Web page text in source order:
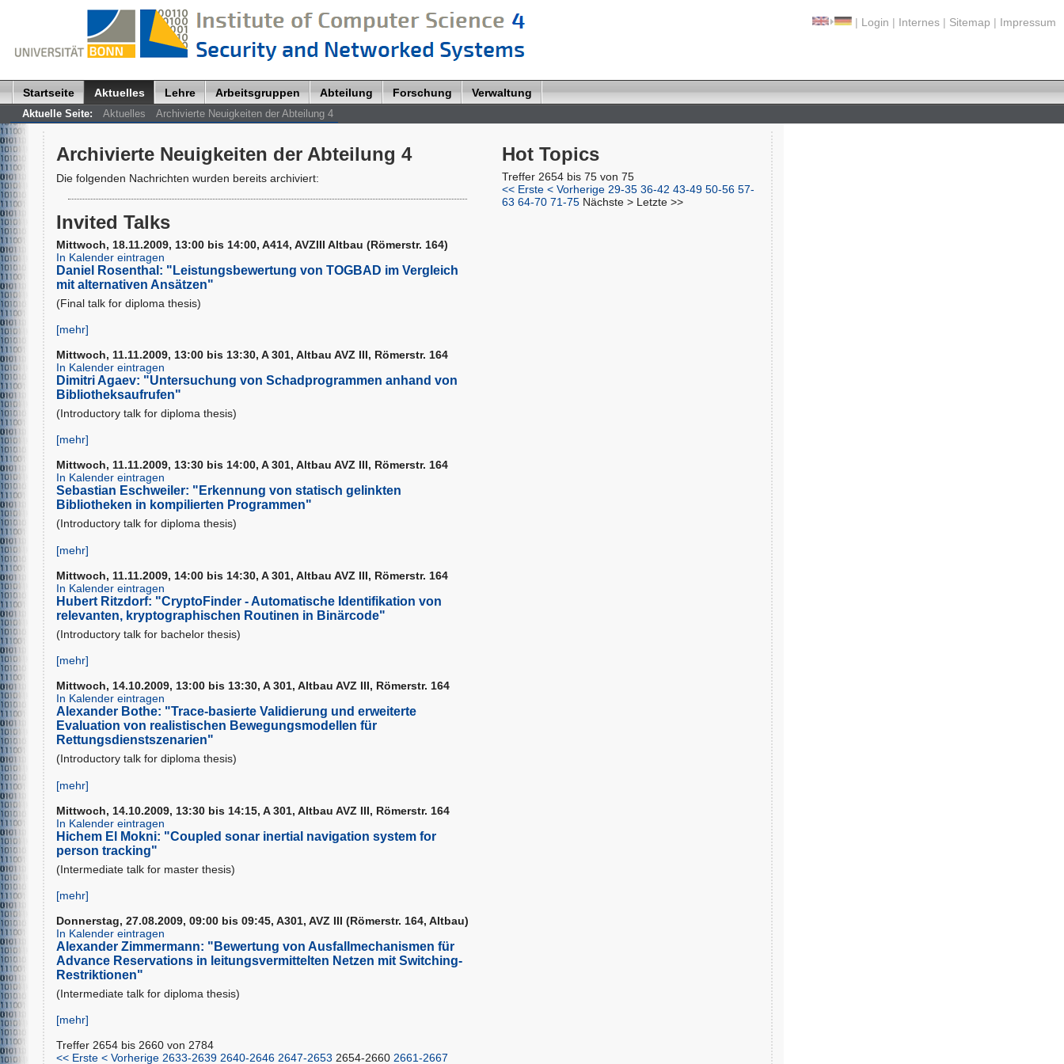
| Login | Internes | Sitemap | Impressum
Startseite Aktuelles Lehre Arbeitsgruppen Abteilung Forschung Verwaltung
Aktuelle Seite: Aktuelles Archivierte Neuigkeiten der Abteilung 4
Archivierte Neuigkeiten der Abteilung 4
Die folgenden Nachrichten wurden bereits archiviert:
Invited Talks
Mittwoch, 18.11.2009, 13:00 bis 14:00, A414, AVZIII Altbau (Römerstr. 164)
In Kalender eintragen
Daniel Rosenthal: "Leistungsbewertung von TOGBAD im Vergleich
mit alternativen Ansätzen"
(Final talk for diploma thesis)
[mehr]
Mittwoch, 11.11.2009, 13:00 bis 13:30, A 301, Altbau AVZ III, Römerstr. 164
In Kalender eintragen
Dimitri Agaev: "Untersuchung von Schadprogrammen anhand von
Bibliotheksaufrufen"
(Introductory talk for diploma thesis)
[mehr]
Mittwoch, 11.11.2009, 13:30 bis 14:00, A 301, Altbau AVZ III, Römerstr. 164
In Kalender eintragen
Sebastian Eschweiler: "Erkennung von statisch gelinkten
Bibliotheken in kompilierten Programmen"
(Introductory talk for diploma thesis)
[mehr]
Mittwoch, 11.11.2009, 14:00 bis 14:30, A 301, Altbau AVZ III, Römerstr. 164
In Kalender eintragen
Hubert Ritzdorf: "CryptoFinder - Automatische Identifikation von
relevanten, kryptographischen Routinen in Binärcode"
(Introductory talk for bachelor thesis)
[mehr]
Mittwoch, 14.10.2009, 13:00 bis 13:30, A 301, Altbau AVZ III, Römerstr. 164
In Kalender eintragen
Alexander Bothe: "Trace-basierte Validierung und erweiterte
Evaluation von realistischen Bewegungsmodellen für
Rettungsdienstszenarien"
(Introductory talk for diploma thesis)
[mehr]
Mittwoch, 14.10.2009, 13:30 bis 14:15, A 301, Altbau AVZ III, Römerstr. 164
In Kalender eintragen
Hichem El Mokni: "Coupled sonar inertial navigation system for
person tracking"
(Intermediate talk for master thesis)
[mehr]
Donnerstag, 27.08.2009, 09:00 bis 09:45, A301, AVZ III (Römerstr. 164, Altbau)
In Kalender eintragen
Alexander Zimmermann: "Bewertung von Ausfallmechanismen für
Advance Reservations in leitungsvermittelten Netzen mit Switching-
Restriktionen"
(Intermediate talk for diploma thesis)
[mehr]
Treffer 2654 bis 2660 von 2784
<< Erste < Vorherige 2633-2639 2640-2646 2647-2653 2654-2660 2661-2667
Hot Topics
Treffer 2654 bis 75 von 75
<< Erste < Vorherige 29-35 36-42 43-49 50-56 57-
63 64-70 71-75 Nächste > Letzte >>